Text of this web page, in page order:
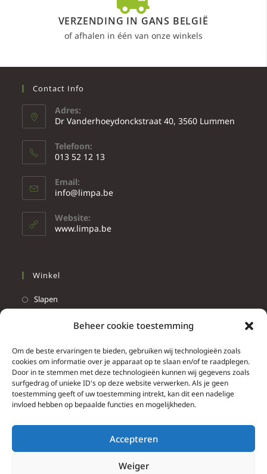
Beheer cookie toestemming
Om de beste ervaringen te bieden, gebruiken wij technologieën zoals
cookies om informatie over je apparaat op te slaan en/of te raadplegen.
Door in te stemmen met deze technologieën kunnen wij gegevens zoals
surfgedrag of unieke ID's op deze website verwerken. Als je geen
toestemming geeft of uw toestemming intrekt, kan dit een nadelige
invloed hebben op bepaalde functies en mogelijkheden.
Accepteren
Weiger
VERZENDING IN GANS BELGIË
of afhalen in één van onze winkels
Contact Info
Adres:
Dr Vanderhoeydonckstraat 40, 3560 Lummen
Telefoon:
013 52 12 13
Email:
info@limpa.be
Website:
www.limpa.be
Winkel
Slapen
Info
Contacteer ons
Algemene & bijzondere voorwaarden
Brief herroepingsrecht